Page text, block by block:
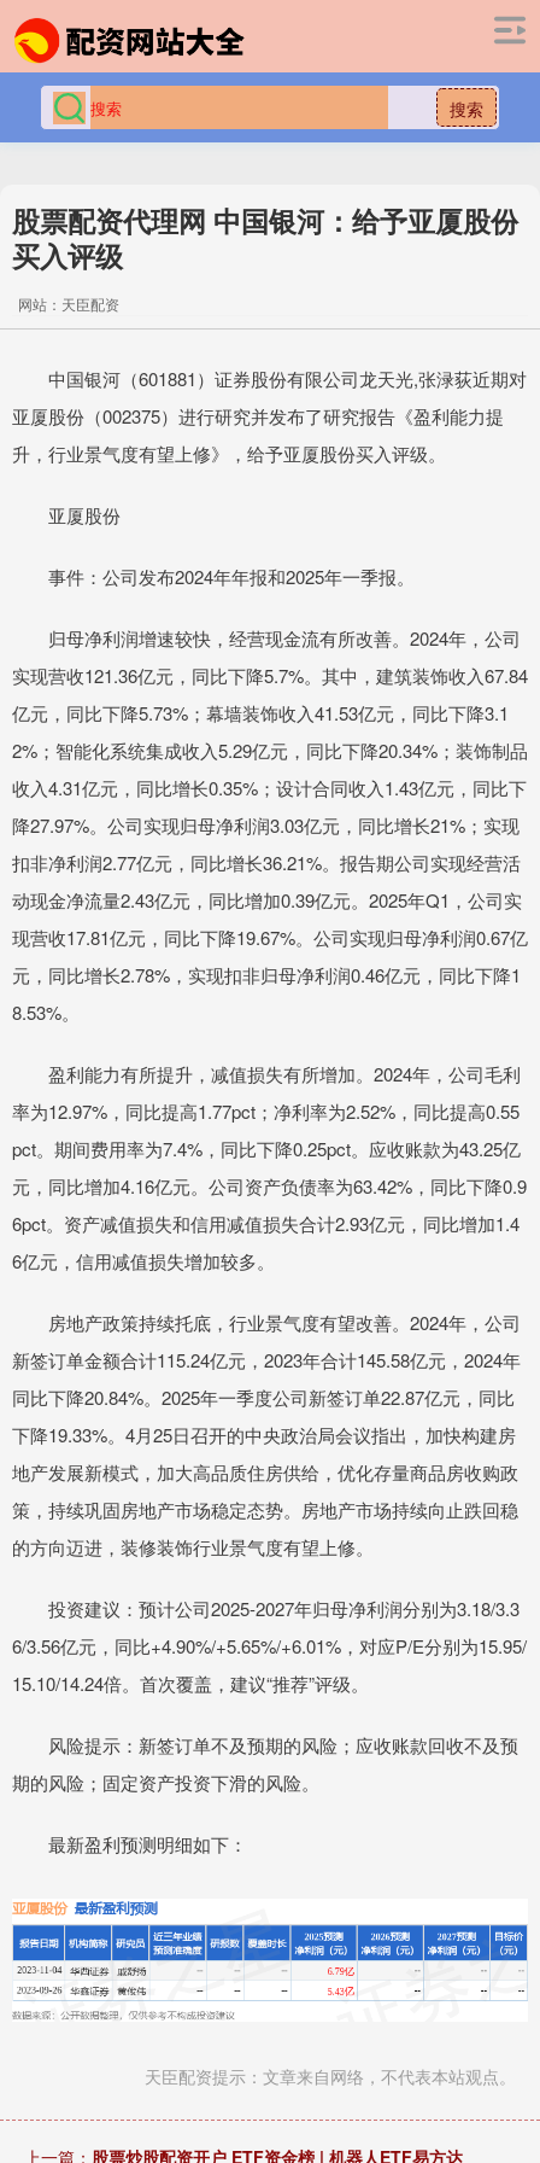
搜索
股票配资代理网 中国银河：给予亚厦股份
买入评级
网站：天臣配资
中国银河（601881）证券股份有限公司龙天光,张渌荻近期对
亚厦股份（002375）进行研究并发布了研究报告《盈利能力提
升，行业景气度有望上修》，给予亚厦股份买入评级。
亚厦股份
事件：公司发布2024年年报和2025年一季报。
归母净利润增速较快，经营现金流有所改善。2024年，公司
实现营收121.36亿元，同比下降5.7%。其中，建筑装饰收入67.84
亿元，同比下降5.73%；幕墙装饰收入41.53亿元，同比下降3.1
2%；智能化系统集成收入5.29亿元，同比下降20.34%；装饰制品
收入4.31亿元，同比增长0.35%；设计合同收入1.43亿元，同比下
降27.97%。公司实现归母净利润3.03亿元，同比增长21%；实现
扣非净利润2.77亿元，同比增长36.21%。报告期公司实现经营活
动现金净流量2.43亿元，同比增加0.39亿元。2025年Q1，公司实
现营收17.81亿元，同比下降19.67%。公司实现归母净利润0.67亿
元，同比增长2.78%，实现扣非归母净利润0.46亿元，同比下降1
8.53%。
盈利能力有所提升，减值损失有所增加。2024年，公司毛利
率为12.97%，同比提高1.77pct；净利率为2.52%，同比提高0.55
pct。期间费用率为7.4%，同比下降0.25pct。应收账款为43.25亿
元，同比增加4.16亿元。公司资产负债率为63.42%，同比下降0.9
6pct。资产减值损失和信用减值损失合计2.93亿元，同比增加1.4
6亿元，信用减值损失增加较多。
房地产政策持续托底，行业景气度有望改善。2024年，公司
新签订单金额合计115.24亿元，2023年合计145.58亿元，2024年
同比下降20.84%。2025年一季度公司新签订单22.87亿元，同比
下降19.33%。4月25日召开的中央政治局会议指出，加快构建房
地产发展新模式，加大高品质住房供给，优化存量商品房收购政
策，持续巩固房地产市场稳定态势。房地产市场持续向止跌回稳
的方向迈进，装修装饰行业景气度有望上修。
投资建议：预计公司2025-2027年归母净利润分别为3.18/3.3
6/3.56亿元，同比+4.90%/+5.65%/+6.01%，对应P/E分别为15.95/
15.10/14.24倍。首次覆盖，建议“推荐”评级。
风险提示：新签订单不及预期的风险；应收账款回收不及预
期的风险；固定资产投资下滑的风险。
最新盈利预测明细如下：
天臣配资提示：文章来自网络，不代表本站观点。
上一篇： 股票炒股配资开户 ETF资金榜 | 机器人ETF易方达